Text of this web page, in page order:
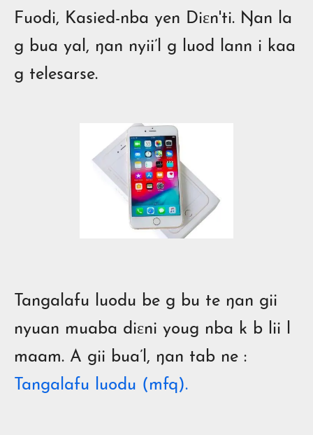
Fuodi, Kasied-nba yen Diɛn'ti. Ŋan la
g bua yal, ŋan nyii’l g luod lann i kaa
g telesarse.
Tangalafu luodu be g bu te ŋan gii
nyuan muaba diɛni youg nba k b lii l
maam. A gii bua’l, ŋan tab ne :
Tangalafu luodu (mfq).